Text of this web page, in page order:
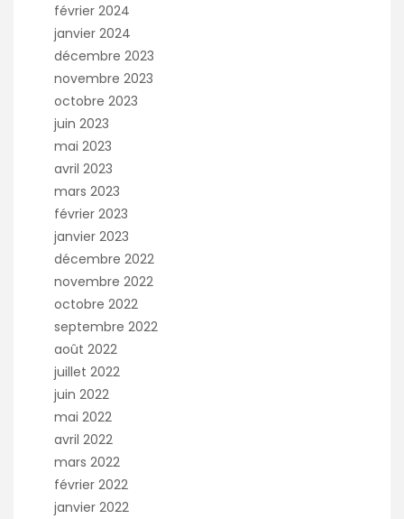
février 2024
janvier 2024
décembre 2023
novembre 2023
octobre 2023
juin 2023
mai 2023
avril 2023
mars 2023
février 2023
janvier 2023
décembre 2022
novembre 2022
octobre 2022
septembre 2022
août 2022
juillet 2022
juin 2022
mai 2022
avril 2022
mars 2022
février 2022
janvier 2022